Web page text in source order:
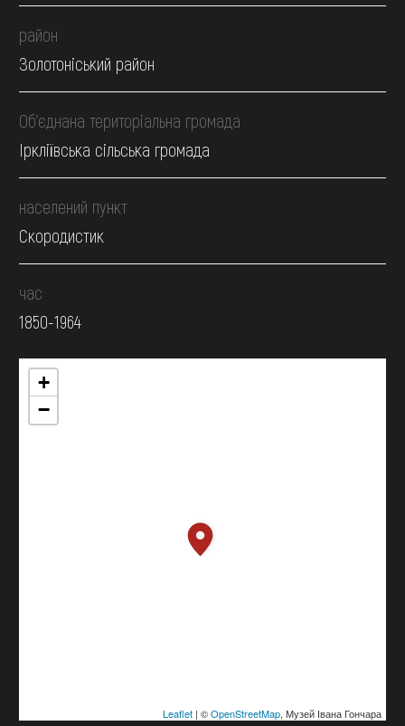
район
Золотоніський район
Об’єднана територіальна громада
Іркліївська сільська громада
населений пункт
Скородистик
час
1850-1964
+
−
Leaflet| ©OpenStreetMap, Музей Івана Гончара